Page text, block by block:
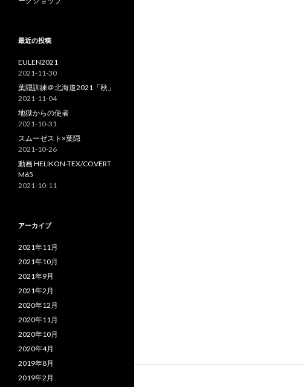
最近の投稿
EULEN2021
2021-11-30
葉隠訓練＠北海道2021「秋」
2021-11-04
地獄からの使者
2021-10-31
スムーゼスト×葉隠
2021-10-26
動画 HELIKON-TEX/COVERT
M65
2021-10-11
アーカイブ
2021年11月
2021年10月
2021年9月
2021年2月
2020年12月
2020年11月
2020年10月
2020年4月
2019年8月
2019年2月